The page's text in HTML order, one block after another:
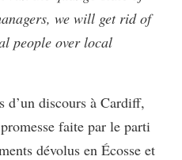
we will get rid of
people over local
discours à Cardiff,
faite par le parti
dévolus en Écosse et